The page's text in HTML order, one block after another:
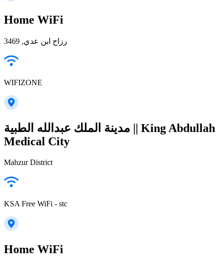
Home WiFi
رزاح ابن عدي, 3469
WIFIZONE
مدينة الملك عبدالله الطبية || King Abdullah
Medical City
Mahzur District
KSA Free WiFi - stc
Home WiFi